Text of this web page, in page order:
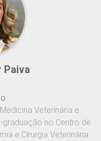
Paiva
Veterinária e
graduação no Centro de
e Cirurgia Veterinária